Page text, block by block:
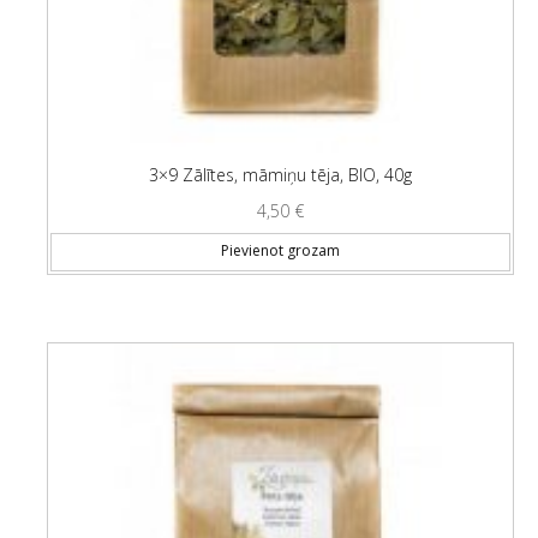
3×9 Zālītes, māmiņu tēja, BIO, 40g
4,50 €
Pievienot grozam